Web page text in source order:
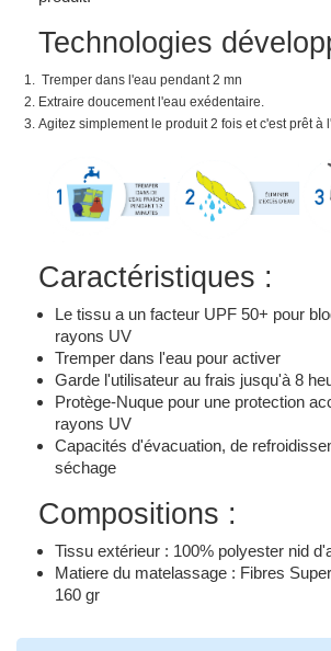
Technologies
Tremper dans l'eau pendant 2 mn
Extraire doucement l'eau exédentaire.
Agitez simplement le produit 2 fois et c'est prêt à
Caractéristiques :
Le tissu a un facteur UPF 50+ pour
rayons UV
Tremper dans l'eau pour activer
Garde l'utilisateur au frais jusqu'à 8
Protège-Nuque pour une protection
rayons UV
Capacités d'évacuation, de
séchage
Compositions :
Tissu extérieur : 100% polyester nid
Matiere du matelassage : Fibres
160 gr